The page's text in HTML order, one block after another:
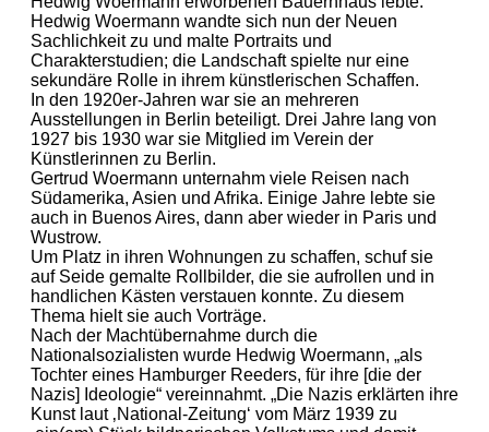
Hedwig Woermann wandte sich nun der Neuen
Sachlichkeit zu und malte Portraits und
Charakterstudien; die Landschaft spielte nur eine
sekundäre Rolle in ihrem künstlerischen Schaffen.
In den 1920er-Jahren war sie an mehreren
Ausstellungen in Berlin beteiligt. Drei Jahre lang von
1927 bis 1930 war sie Mitglied im Verein der
Künstlerinnen zu Berlin.
Gertrud Woermann unternahm viele Reisen nach
Südamerika, Asien und Afrika. Einige Jahre lebte sie
auch in Buenos Aires, dann aber wieder in Paris und
Wustrow.
Um Platz in ihren Wohnungen zu schaffen, schuf sie
auf Seide gemalte Rollbilder, die sie aufrollen und in
handlichen Kästen verstauen konnte. Zu diesem
Thema hielt sie auch Vorträge.
Nach der Machtübernahme durch die
Nationalsozialisten wurde Hedwig Woermann, „als
Tochter eines Hamburger Reeders, für ihre [die der
Nazis] Ideologie“ vereinnahmt. „Die Nazis erklärten ihre
Kunst laut ‚National-Zeitung‘ vom März 1939 zu